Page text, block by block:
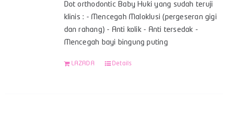
Dot orthodontic Baby Huki yang sudah teruji
klinis : - Mencegah Maloklusi (pergeseran gigi
dan rahang) - Anti kolik - Anti tersedak -
Mencegah bayi bingung puting
LAZADA Details